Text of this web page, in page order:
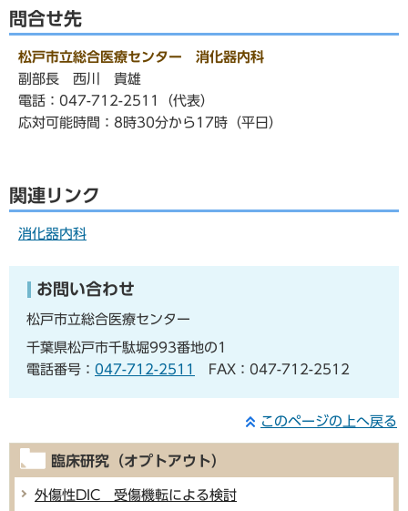
問合せ先
松戸市立総合医療センター 消化器内科
副部長 西川 貴雄
電話：047-712-2511（代表）
応対可能時間：8時30分から17時（平日）
関連リンク
消化器内科
お問い合わせ
松戸市立総合医療センター
千葉県松戸市千駄堀993番地の1
電話番号： 047-712-2511 FAX：047-712-2512
このページの上へ戻る
臨床研究（オプトアウト）
外傷性DIC 受傷機転による検討